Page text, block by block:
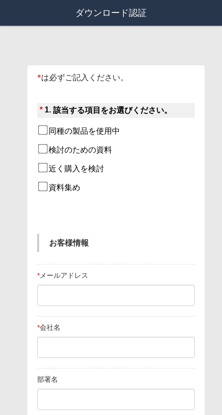
ダウンロード認証
*は必ずご記入ください。
* 1. 該当する項目をお選びください。
同種の製品を使用中
検討のための資料
近く購入を検討
資料集め
お客様情報
* メールアドレス
*会社名
部署名